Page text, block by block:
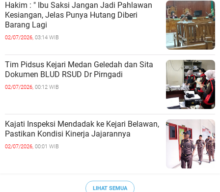
Hakim : " Ibu Saksi Jangan Jadi Pahlawan
Kesiangan, Jelas Punya Hutang Diberi
Barang Lagi
02/07/2026, 03:14 WIB
Tim Pidsus Kejari Medan Geledah dan Sita
Dokumen BLUD RSUD Dr Pirngadi
02/07/2026, 00:12 WIB
Kajati Inspeksi Mendadak ke Kejari Belawan,
Pastikan Kondisi Kinerja Jajarannya
02/07/2026, 00:01 WIB
LIHAT SEMUA